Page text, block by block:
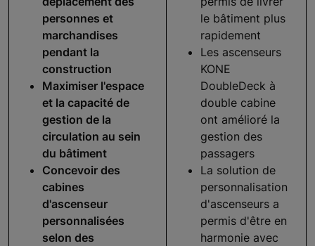
personnes et
marchandises
pendant la
construction
Maximiser l'espace
et la capacité de
gestion de la
circulation au sein
du bâtiment
Concevoir des
cabines
d'ascenseur
personnalisées
selon des
le bâtiment plus
rapidement
Les ascenseurs
KONE
DoubleDeck à
double cabine
ont amélioré la
gestion des
passagers
La solution de
personnalisation
d'ascenseurs a
permis d'être en
harmonie avec